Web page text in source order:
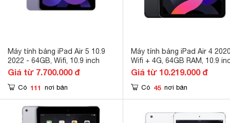
Máy tính bảng iPad Air 5 10.9
2022 - 64GB, Wifi, 10.9 inch
Giá từ 7.700.000 đ
Có 111 nơi bán
Máy tính bảng iPad Air 4
Wifi + 4G, 64GB RAM, 10.9
Giá từ 10.219.000 đ
Có 45 nơi bán